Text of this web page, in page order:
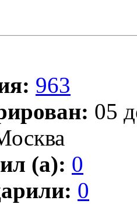
963
05
(а): 0
0